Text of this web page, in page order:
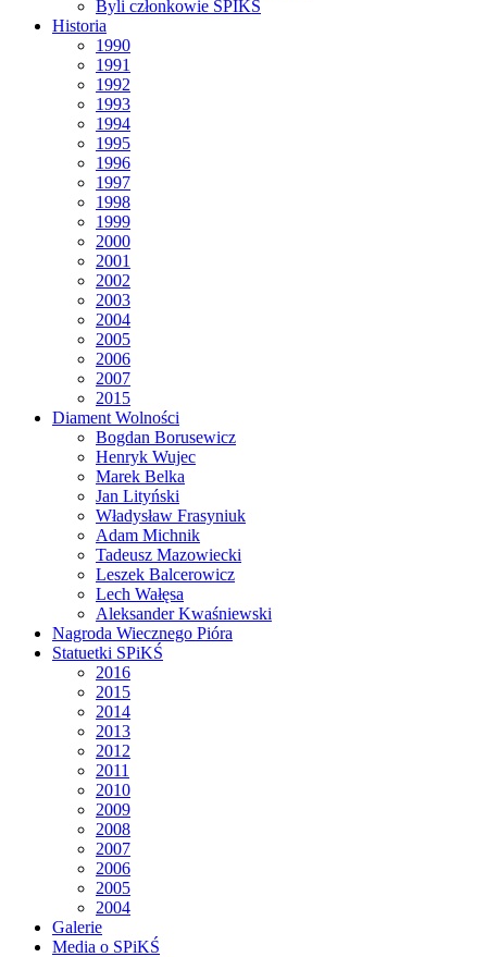
Byli członkowie SPIKŚ
Historia
1990
1991
1992
1993
1994
1995
1996
1997
1998
1999
2000
2001
2002
2003
2004
2005
2006
2007
2015
Diament Wolności
Bogdan Borusewicz
Henryk Wujec
Marek Belka
Jan Lityński
Władysław Frasyniuk
Adam Michnik
Tadeusz Mazowiecki
Leszek Balcerowicz
Lech Wałęsa
Aleksander Kwaśniewski
Nagroda Wiecznego Pióra
Statuetki SPiKŚ
2016
2015
2014
2013
2012
2011
2010
2009
2008
2007
2006
2005
2004
Galerie
Media o SPiKŚ